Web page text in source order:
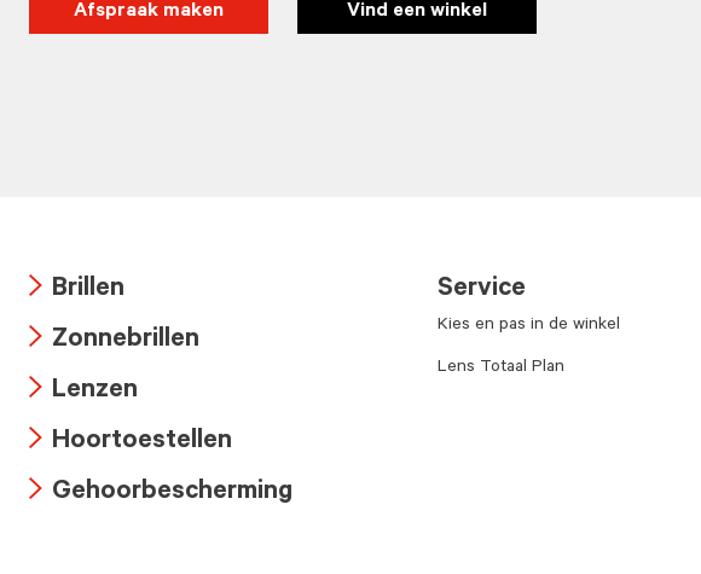
Afspraak maken Vind een winkel
icon
Brillen
icon
Zonnebrillen
icon
Lenzen
icon
Hoortoestellen
Gehoorbescherming
Service
Kies en pas in de winkel
Lens Totaal Plan